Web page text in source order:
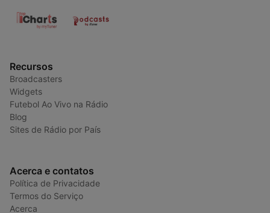
Recursos
Broadcasters
Widgets
Futebol Ao Vivo na Rádio
Blog
Sites de Rádio por País
Acerca e contatos
Política de Privacidade
Termos do Serviço
Acerca